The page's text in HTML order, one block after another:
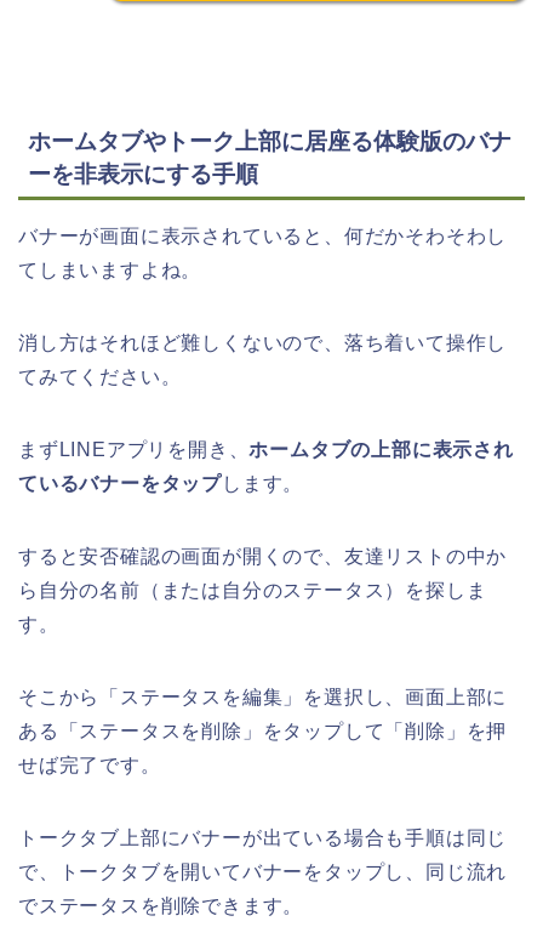
ホームタブやトーク上部に居座る体験版のバナ
ーを非表示にする手順
バナーが画面に表示されていると、何だかそわそわし
てしまいますよね。
消し方はそれほど難しくないので、落ち着いて操作し
てみてください。
まずLINEアプリを開き、ホームタブの上部に表示され
ているバナーをタップします。
すると安否確認の画面が開くので、友達リストの中か
ら自分の名前（または自分のステータス）を探しま
す。
そこから「ステータスを編集」を選択し、画面上部に
ある「ステータスを削除」をタップして「削除」を押
せば完了です。
トークタブ上部にバナーが出ている場合も手順は同じ
で、トークタブを開いてバナーをタップし、同じ流れ
でステータスを削除できます。